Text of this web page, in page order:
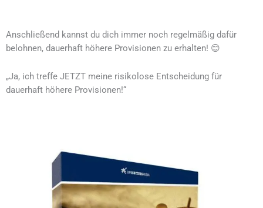
Anschließend kannst du dich immer noch regelmäßig dafür
belohnen, dauerhaft höhere Provisionen zu erhalten! 😊
„Ja, ich treffe JETZT meine risikolose Entscheidung für
dauerhaft höhere Provisionen!“